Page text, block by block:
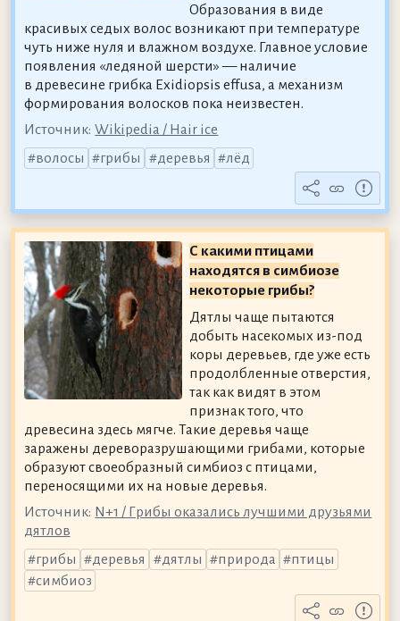
Образования в виде
красивых седых волос возникают при температуре
чуть ниже нуля и влажном воздухе. Главное условие
появления «ледяной шерсти» — наличие
в древесине грибка Exidiopsis effusa, а механизм
формирования волосков пока неизвестен.
Источник: Wikipedia / Hair ice
волосы
грибы деревья лёд
С какими птицами
находятся в симбиозе
некоторые грибы?
Дятлы чаще пытаются
добыть насекомых из-под
коры деревьев, где уже есть
продолбленные отверстия,
так как видят в этом
признак того, что
древесина здесь мягче. Такие деревья чаще
заражены дереворазрушающими грибами, которые
образуют своеобразный симбиоз с птицами,
переносящими их на новые деревья.
Источник: N+1 / Грибы оказались лучшими друзьями
дятлов
грибы
деревья дятлы природа
птицы
симбиоз